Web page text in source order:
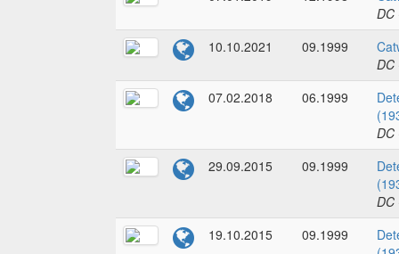
DC
10.10.2021
09.1999
DC
07.02.2018
06.1999
DC
29.09.2015
09.1999
DC
19.10.2015
09.1999